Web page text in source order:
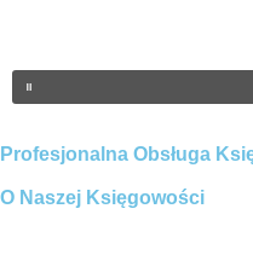
Profesjonalna Obsługa
O Naszej Księgowości